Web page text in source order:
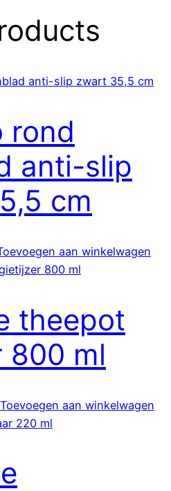
rond
anti-slip
cm
aan winkelwagen
theepot
800 ml
Toevoegen aan winkelwagen